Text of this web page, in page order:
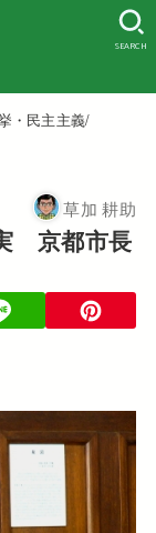
SEARCH
・民主主義
草加 耕助
京都市長